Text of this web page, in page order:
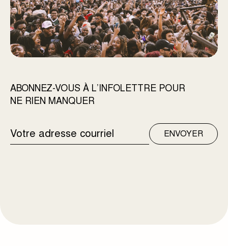
ABONNEZ-VOUS À L’INFOLETTRE POUR
NE RIEN MANQUER
ADRESSE
COURRIEL
ENVOYER